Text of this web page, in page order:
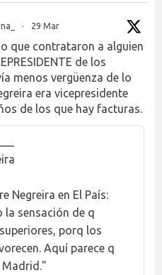
· 29 Mar
que contrataron a alguien
de los
menos vergüenza de lo
era vicepresidente
de los que hay facturas.
Negreira en El País:
la sensación de q
porq los
Aquí parece q
Madrid."